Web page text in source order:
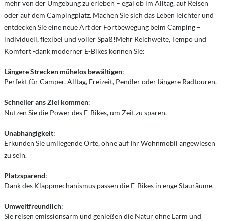
mehr von der Umgebung zu erleben – egal ob im Alltag, auf Reisen
oder auf dem Campingplatz. Machen Sie sich das Leben leichter und
entdecken Sie eine neue Art der Fortbewegung beim Camping –
individuell, flexibel und voller Spaß!Mehr Reichweite, Tempo und
Komfort -dank moderner E-Bikes können Sie:
Längere Strecken mühelos bewältigen:
Perfekt für Camper, Alltag, Freizeit, Pendler oder längere Radtouren.
Schneller ans Ziel kommen:
Nutzen Sie die Power des E-Bikes, um Zeit zu sparen.
Unabhängigkeit:
Erkunden Sie umliegende Orte, ohne auf Ihr Wohnmobil angewiesen
zu sein.
Platzsparend:
Dank des Klappmechanismus passen die E-Bikes in enge Stauräume.
Umweltfreundlich:
Sie reisen emissionsarm und genießen die Natur ohne Lärm und